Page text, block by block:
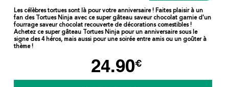
Les célèbres tortues sont là pour votre anniversaire ! Faites plaisir à un
fan des Tortues Ninja avec ce super gâteau saveur chocolat garnie d'un
fourrage saveur chocolat recouverte de décorations comestibles !
Achetez ce super gâteau Tortues Ninja pour un anniversaire sous le
signe des 4 héros, mais aussi pour une soirée entre amis ou un goûter à
thème !
24.90€